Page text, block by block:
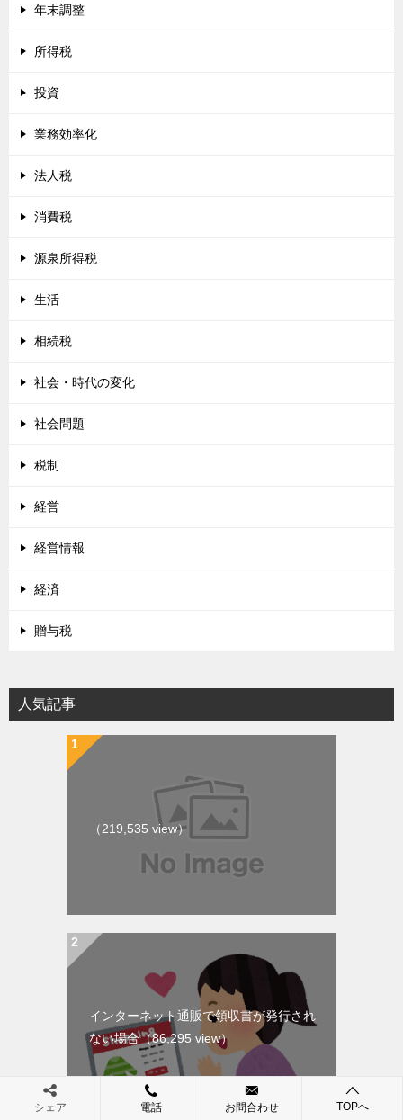
年末調整
所得税
投資
業務効率化
法人税
消費税
源泉所得税
生活
相続税
社会・時代の変化
社会問題
税制
経営
経営情報
経済
贈与税
人気記事
（219,535 view）
インターネット通販で領収書が発行され
ない場合（86,295 view）
シェア 電話 お問合わせ TOPへ